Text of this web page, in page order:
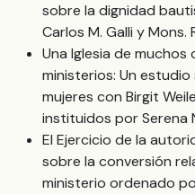
sobre la dignidad
Carlos M. Galli y
Una Iglesia de
ministerios: Un
mujeres con Birgit
instituidos por Serena
El Ejercicio de la
sobre la conversión
ministerio ordenado